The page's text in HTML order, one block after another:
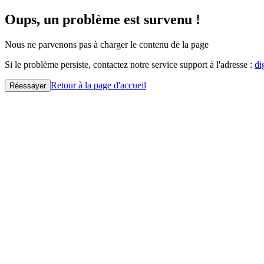
Oups, un problème est survenu !
Nous ne parvenons pas à charger le contenu de la page
Si le problème persiste, contactez notre service support à l'adresse :
Réessayer Retour à la page d'accueil